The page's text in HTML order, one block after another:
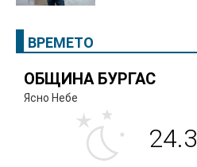
ВРЕМЕТО
ОБЩИНА БУРГАС
Ясно Небе
24.3